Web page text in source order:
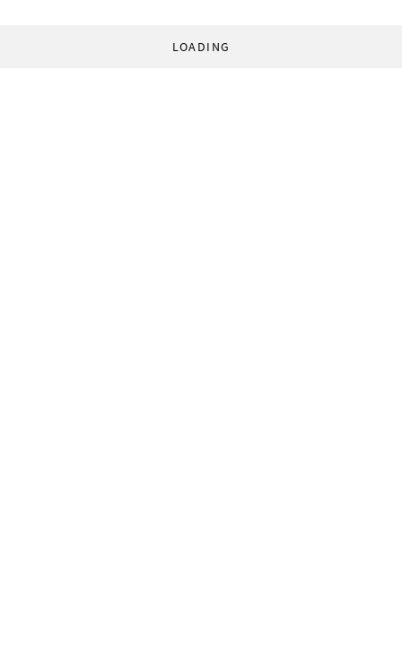
LOADING